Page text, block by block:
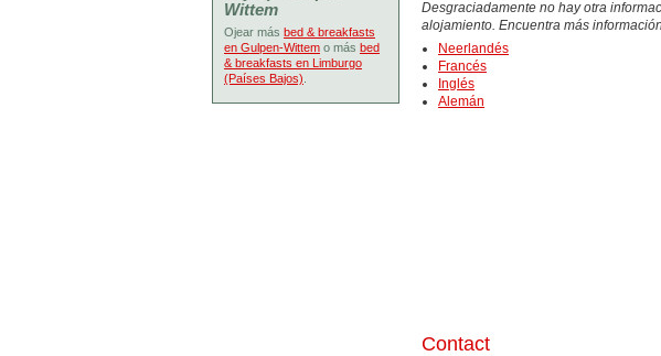
Desgraciadamente no hay otra
alojamiento. Encuentra más
Neerlandés
Francés
Inglés
Alemán
Contact
Wittem
Ojear más bed & breakfasts
en Gulpen-Wittem o más bed
& breakfasts en Limburgo
(Países Bajos)